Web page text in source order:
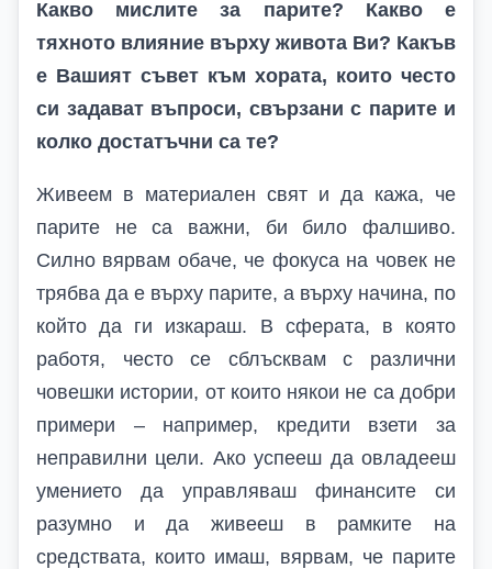
Какво мислите за парите? Какво е
тяхното влияние върху живота Ви? Какъв
е Вашият съвет към хората, които често
си задават въпроси, свързани с парите и
колко достатъчни са те?
Живеем в материален свят и да кажа, че
парите не са важни, би било фалшиво.
Силно вярвам обаче, че фокуса на човек не
трябва да е върху парите, а върху начина, по
който да ги изкараш. В сферата, в която
работя, често се сблъсквам с различни
човешки истории, от които някои не са добри
примери – например, кредити взети за
неправилни цели. Ако успееш да овладееш
умението да управляваш финансите си
разумно и да живееш в рамките на
средствата, които имаш, вярвам, че парите